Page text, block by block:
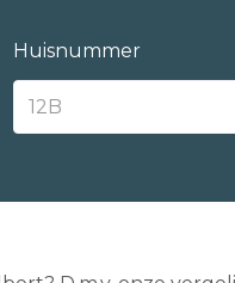
Huisnummer